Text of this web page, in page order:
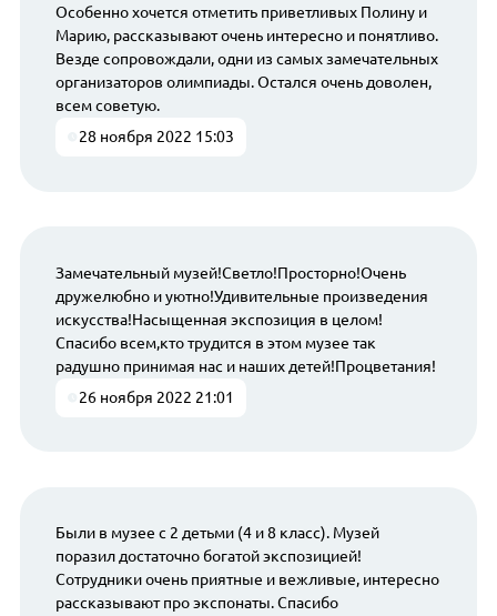
Особенно хочется отметить приветливых Полину и
Марию, рассказывают очень интересно и понятливо.
Везде сопровождали, одни из самых замечательных
организаторов олимпиады. Остался очень доволен,
всем советую.
28 ноября 2022 15:03
Замечательный музей!Светло!Просторно!Очень
дружелюбно и уютно!Удивительные произведения
искусства!Насыщенная экспозиция в целом!
Спасибо всем,кто трудится в этом музее так
радушно принимая нас и наших детей!Процветания!
26 ноября 2022 21:01
Были в музее с 2 детьми (4 и 8 класс). Музей
поразил достаточно богатой экспозицией!
Сотрудники очень приятные и вежливые, интересно
рассказывают про экспонаты. Спасибо